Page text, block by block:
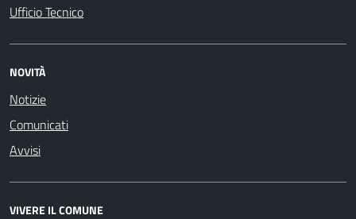
Ufficio Tecnico
NOVITÀ
Notizie
Comunicati
Avvisi
VIVERE IL COMUNE